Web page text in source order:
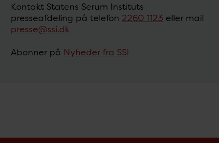
Kontakt Statens Serum Instituts
presseafdeling på telefon 2260 1123 eller mail
presse@ssi.dk
Abonner på Nyheder fra SSI